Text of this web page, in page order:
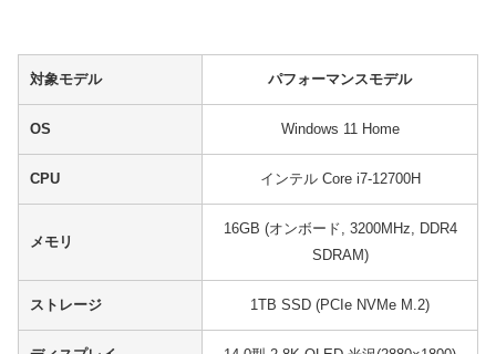
対象モデル パフォーマンスモデル
OS Windows 11 Home
CPU インテル Core i7-12700H
メモリ
16GB (オンボード, 3200MHz, DDR4
SDRAM)
ストレージ 1TB SSD (PCIe NVMe M.2)